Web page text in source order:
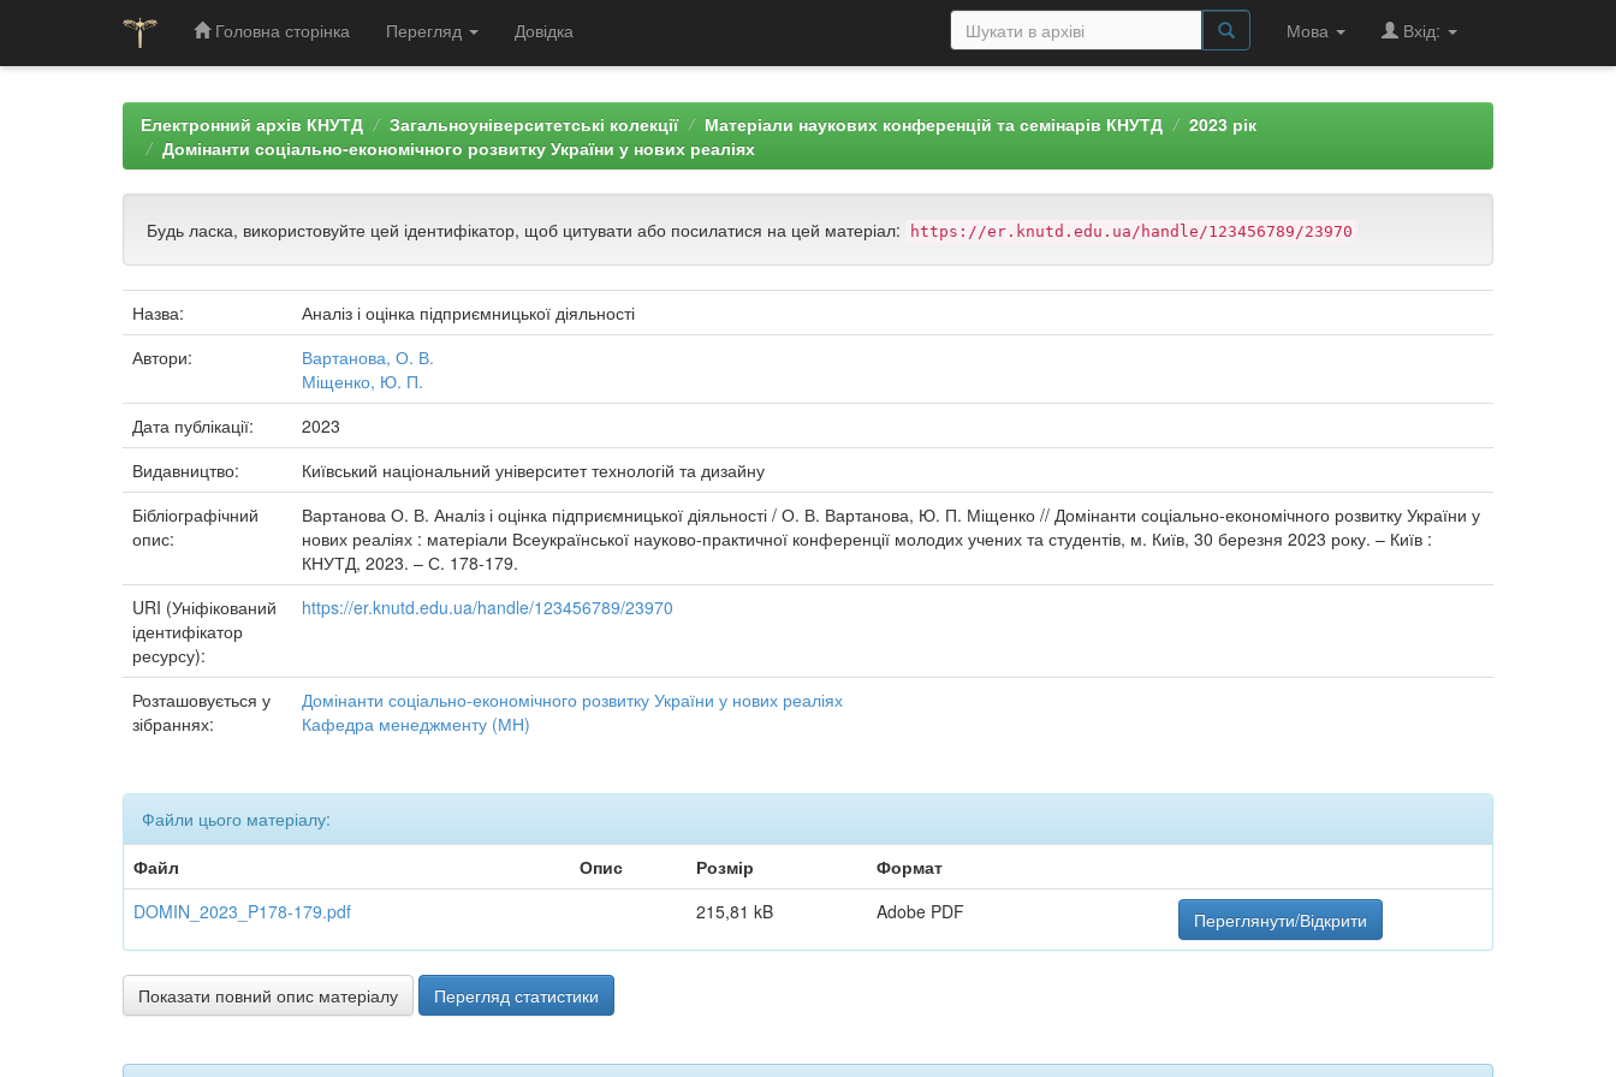
Головна сторінка Перегляд Довідка Мова Вхід:
Електронний архів КНУТД Загальноуніверситетські колекції Матеріали наукових конференцій та семінарів КНУТД
2023 рік
Домінанти соціально-економічного розвитку України у нових реаліях
Будь ласка, використовуйте цей ідентифікатор, щоб цитувати або посилатися на цей матеріал: https://er.knutd.edu.ua/handle/123456789/23970
Назва:
Аналіз і оцінка підприємницької діяльності
Автори:
Вартанова, О. В.
Міщенко, Ю. П.
Дата публікації:
2023
Видавництво:
Київський національний університет технологій та дизайну
Бібліографічний
опис:
Вартанова О. В. Аналіз і оцінка підприємницької діяльності / О. В. Вартанова, Ю. П. Міщенко // Домінанти соціально-економічного розвитку України у
нових реаліях : матеріали Всеукраїнської науково-практичної конференції молодих учених та студентів, м. Київ, 30 березня 2023 року. – Київ :
КНУТД, 2023. – С. 178-179.
URI (Уніфікований
ідентифікатор
ресурсу):
https://er.knutd.edu.ua/handle/123456789/23970
Розташовується у
зібраннях:
Домінанти соціально-економічного розвитку України у нових реаліях
Кафедра менеджменту (МН)
Файли цього матеріалу:
Файл
Опис Розмір
Формат
DOMIN_2023_P178-179.pdf
215,81 kB Adobe PDF Переглянути/Відкрити
Показати повний опис матеріалу Перегляд статистики